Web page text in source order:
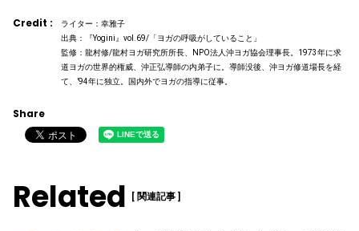
Credit :
ライター：幸雅子
出典：『Yogini』vol.69/「ヨガの呼吸がしていること」
監修：龍村修/龍村ヨガ研究所所長、NPO法人沖ヨガ協会理事長。1973年に求
道ヨガの世界的権威、沖正弘導師の内弟子に。導師没後、沖ヨガ修道場長を経
て、’94年に独立。国内外でヨガの指導に従事。
Share
Related [ 関連記事 ]